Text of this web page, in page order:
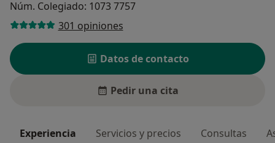
Núm. Colegiado: 1073 7757
301 opiniones
Datos de contacto
Pedir una cita
Experiencia Servicios y precios Consultas